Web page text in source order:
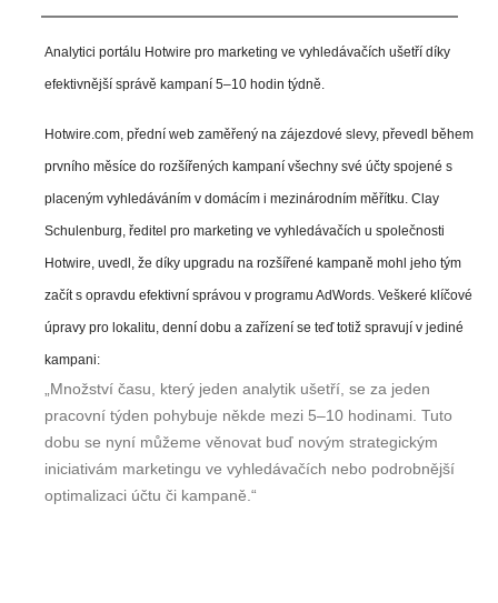
Analytici portálu Hotwire pro marketing ve vyhledávačích ušetří díky
efektivnější správě kampaní 5–10 hodin týdně.
Hotwire.com, přední web zaměřený na zájezdové slevy, převedl během
prvního měsíce do rozšířených kampaní všechny své účty spojené s
placeným vyhledáváním v domácím i mezinárodním měřítku. Clay
Schulenburg, ředitel pro marketing ve vyhledávačích u společnosti
Hotwire, uvedl, že díky upgradu na rozšířené kampaně mohl jeho tým
začít s opravdu efektivní správou v programu AdWords. Veškeré klíčové
úpravy pro lokalitu, denní dobu a zařízení se teď totiž spravují v jediné
kampani:
„Množství času, který jeden analytik ušetří, se za jeden
pracovní týden pohybuje někde mezi 5–10 hodinami. Tuto
dobu se nyní můžeme věnovat buď novým strategickým
iniciativám marketingu ve vyhledávačích nebo podrobnější
optimalizaci účtu či kampaně.“